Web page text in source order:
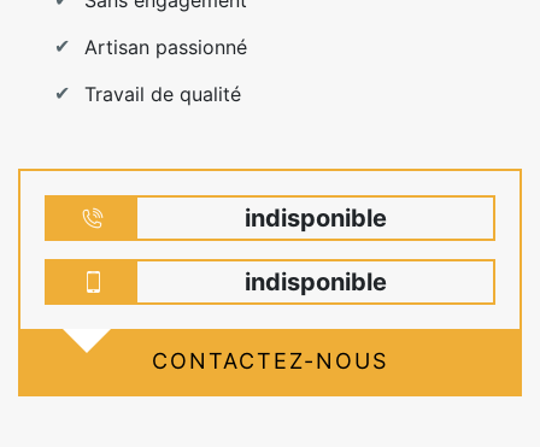
Artisan passionné
Travail de qualité
indisponible
indisponible
CONTACTEZ-NOUS